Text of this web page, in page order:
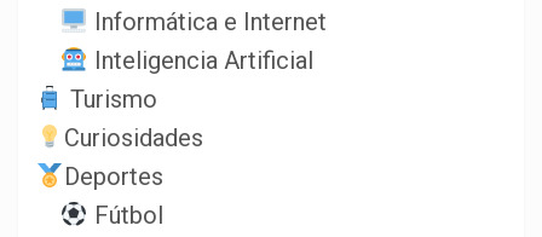
Informática e Internet
Inteligencia Artificial
Turismo
Curiosidades
Deportes
Fútbol